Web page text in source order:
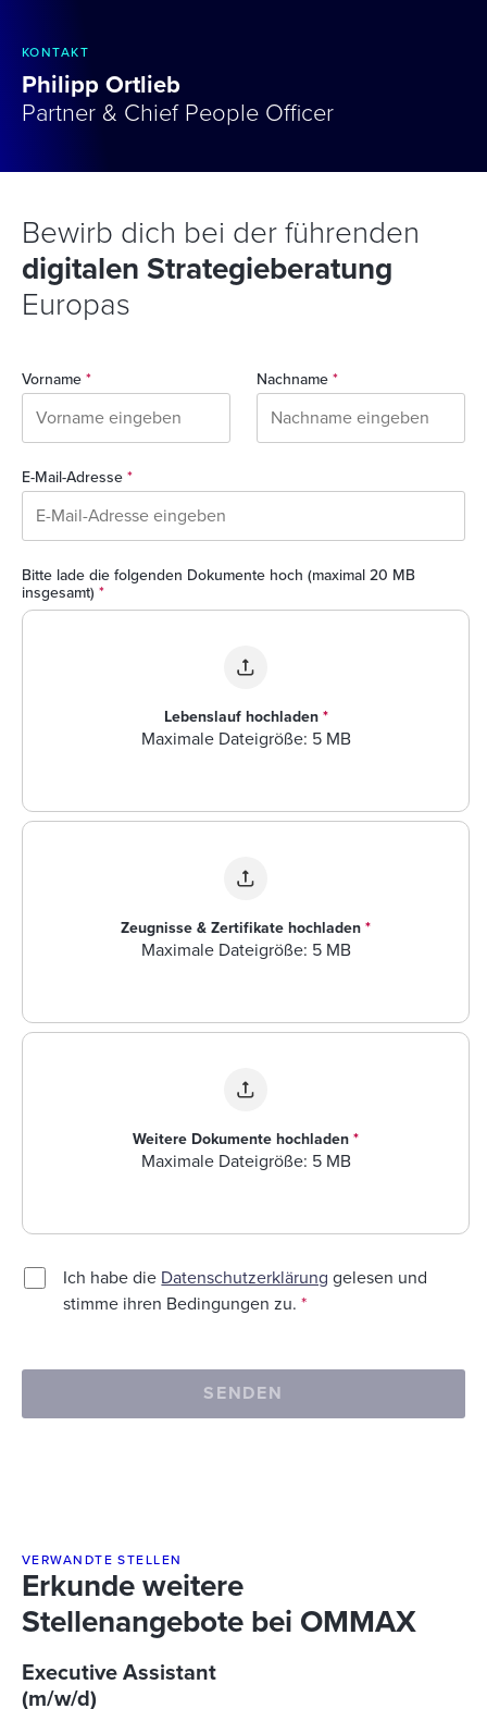
KONTAKT
Philipp Ortlieb
Partner & Chief People Officer
Bewirb dich bei der führenden
digitalen Strategieberatung
Europas
Vorname * Nachname *
E-Mail-Adresse *
Bitte lade die folgenden Dokumente hoch (maximal 20 MB
insgesamt) *
Lebenslauf hochladen *
Maximale Dateigröße: 5 MB
Zeugnisse & Zertifikate hochladen *
Maximale Dateigröße: 5 MB
Weitere Dokumente hochladen *
Maximale Dateigröße: 5 MB
Ich habe die Datenschutzerklärung gelesen und
stimme ihren Bedingungen zu.*
SENDEN
VERWANDTE STELLEN
Erkunde weitere
Stellenangebote bei OMMAX
Executive Assistant
(m/w/d)